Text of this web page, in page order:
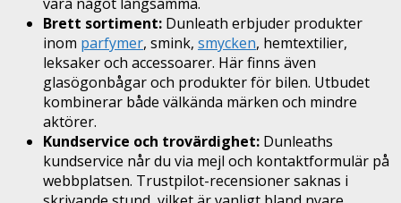
Brett sortiment: Dunleath erbjuder produkter
inom parfymer, smink, smycken, hemtextilier,
leksaker och accessoarer. Här finns även
glasögonbågar och produkter för bilen. Utbudet
kombinerar både välkända märken och mindre
aktörer.
Kundservice och trovärdighet: Dunleaths
kundservice når du via mejl och kontaktformulär på
webbplatsen. Trustpilot-recensioner saknas i